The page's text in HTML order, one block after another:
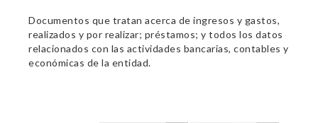
Documentos que tratan acerca de ingresos y gastos,
realizados y por realizar; préstamos; y todos los datos
relacionados con las actividades bancarias, contables y
económicas de la entidad.